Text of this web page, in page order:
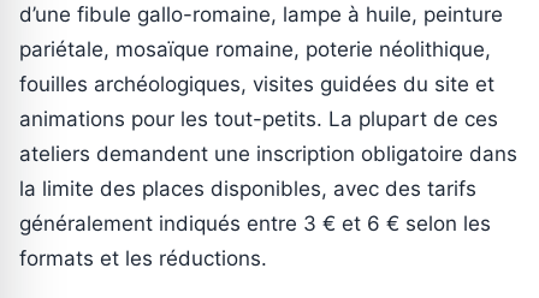
d’une fibule gallo-romaine, lampe à huile, peinture
pariétale, mosaïque romaine, poterie néolithique,
fouilles archéologiques, visites guidées du site et
animations pour les tout-petits. La plupart de ces
ateliers demandent une inscription obligatoire dans
la limite des places disponibles, avec des tarifs
généralement indiqués entre 3 € et 6 € selon les
formats et les réductions.